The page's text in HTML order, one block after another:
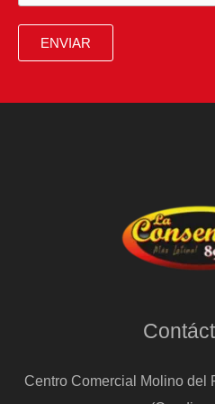
un
a
ENVIAR
Centro Comercial Molino del